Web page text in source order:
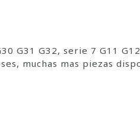
G31 G32, serie 7 G11
muchas mas piezas